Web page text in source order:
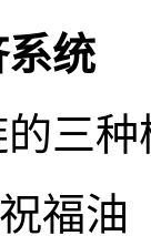
统
三种
福油